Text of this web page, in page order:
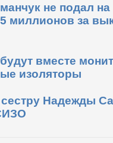
не подал
миллионов за
вместе
изоляторы
Надежды